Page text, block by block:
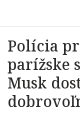
Polícia
parížske
Musk